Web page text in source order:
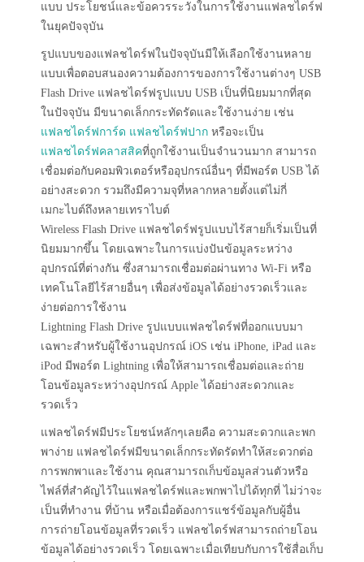
แบบ ประโยชน์และข้อควรระวังในการใช้งานแฟลชไดร์ฟ
ในยุคปัจจุบัน
รูปแบบของแฟลชไดร์ฟในปัจจุบันมีให้เลือกใช้งานหลาย
แบบเพื่อตอบสนองความต้องการของการใช้งานต่างๆ USB
Flash Drive แฟลชไดร์ฟรูปแบบ USB เป็นที่นิยมมากที่สุด
ในปัจจุบัน มีขนาดเล็กกระทัดรัดและใช้งานง่าย เช่น
แฟลชไดร์ฟการ์ด แฟลชไดร์ฟปาก หรือจะเป็น
แฟลชไดร์ฟคลาสสิคที่ถูกใช้งานเป็นจำนวนมาก สามารถ
เชื่อมต่อกับคอมพิวเตอร์หรืออุปกรณ์อื่นๆ ที่มีพอร์ต USB ได้
อย่างสะดวก รวมถึงมีความจุที่หลากหลายตั้งแต่ไม่กี่
เมกะไบต์ถึงหลายเทราไบต์
Wireless Flash Drive แฟลชไดร์ฟรูปแบบไร้สายก็เริ่มเป็นที่
นิยมมากขึ้น โดยเฉพาะในการแบ่งปันข้อมูลระหว่าง
อุปกรณ์ที่ต่างกัน ซึ่งสามารถเชื่อมต่อผ่านทาง Wi-Fi หรือ
เทคโนโลยีไร้สายอื่นๆ เพื่อส่งข้อมูลได้อย่างรวดเร็วและ
ง่ายต่อการใช้งาน
Lightning Flash Drive รูปแบบแฟลชไดร์ฟที่ออกแบบมา
เฉพาะสำหรับผู้ใช้งานอุปกรณ์ iOS เช่น iPhone, iPad และ
iPod มีพอร์ต Lightning เพื่อให้สามารถเชื่อมต่อและถ่าย
โอนข้อมูลระหว่างอุปกรณ์ Apple ได้อย่างสะดวกและ
รวดเร็ว
แฟลชไดร์ฟมีประโยชน์หลักๆเลยคือ ความสะดวกและพก
พาง่าย แฟลชไดร์ฟมีขนาดเล็กกระทัดรัดทำให้สะดวกต่อ
การพกพาและใช้งาน คุณสามารถเก็บข้อมูลส่วนตัวหรือ
ไฟล์ที่สำคัญไว้ในแฟลชไดร์ฟและพกพาไปได้ทุกที่ ไม่ว่าจะ
เป็นที่ทำงาน ที่บ้าน หรือเมื่อต้องการแชร์ข้อมูลกับผู้อื่น
การถ่ายโอนข้อมูลที่รวดเร็ว แฟลชไดร์ฟสามารถถ่ายโอน
ข้อมูลได้อย่างรวดเร็ว โดยเฉพาะเมื่อเทียบกับการใช้สื่อเก็บ